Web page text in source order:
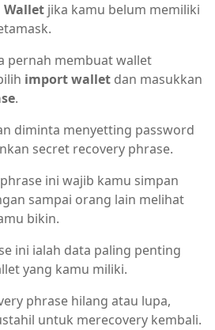
Wallet jika kamu belum memiliki
pernah membuat wallet
import wallet dan masukkan
.
diminta menyetting password
secret recovery phrase.
ini wajib kamu simpan
sampai orang lain melihat
bikin.
ini ialah data paling penting
yang kamu miliki.
phrase hilang atau lupa,
untuk merecovery kembali.